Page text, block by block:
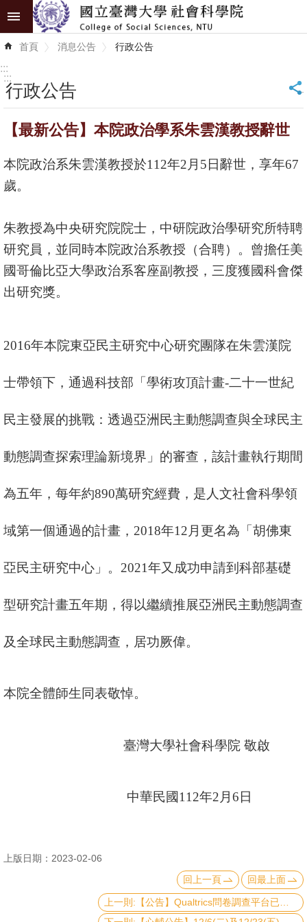
跳到主要內容區塊
進
階
識
院
單
位
研
息
告
國
化
高
深
辦
及
件
輔
資
首頁 消息公告 行政公告
:::
:::
行政公告 _
【最新公告】本院政治學系朱雲漢教授辭世
本院政治系朱雲漢教授於112年2 月 5 日辭世，享年67
歲。
朱教授為中央研究院院士，中研院政治學研究所特聘
研究員，並同時本院政治系教授（合聘）。曾擔任美
國哥倫比亞大學政治系客座副教授，三度獲國科會傑
出研究獎。
2016年本院東亞民主研究中心研究團隊在朱雲漢院
士帶領下，通過科技部「學術攻頂計畫-二十一世紀
民主發展的挑戰：透過亞洲民主動態調查與全球民主
動態調查探索理論新境界」的審查，該計畫執行期間
為五年，每年約890萬研究經費，是人文社會科學領
域第一個通過的計畫， 2018年12 月更名為「胡佛東
亞民主研究中心」。 2021年又成功申請到科部基礎
型研究計畫五年期，得以繼續推展亞洲民主動態調查
及全球民主動態調查，居功厥偉。
本院全體師生同表敬悼。
臺灣大學社會科學院 敬啟
中華民國112年2月 6 日
上版日期：2023-02-06
回上一頁
回最上面
上一則:【公告】Qualtrics問卷調查平台已開放本院師生使用